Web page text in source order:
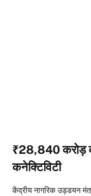
₹28,840 करोड़
कनेक्टिविटी
केंद्रीय नागरिक उड्डयन